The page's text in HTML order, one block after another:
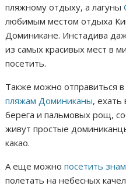
пляжному отдыху, а лагуны
любимым местом отдыха
Доминикане. Инстадива
из самых красивых мест в
посетить.
Также можно отправиться в
пляжам Доминиканы, ехать
берега и пальмовых рощ,
живут простые
какао.
А еще можнопосетить
полетать на небесных